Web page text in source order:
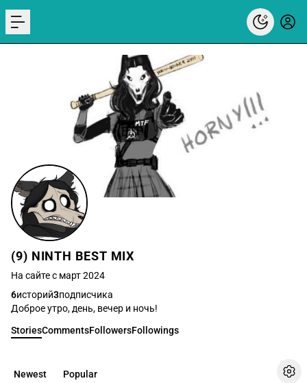
menu
(9) NINTH BEST MIX
На сайте с март 2024
6историй3подписчика
Доброе утро, день, вечер и ночь!
StoriesCommentsFollowersFollowings
Newest Popular